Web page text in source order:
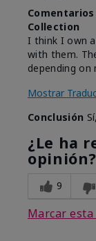
Collection
I think I own
with them.
depending on
Mostrar
Conclusión
¿Le ha
opinión?
9
Marcar